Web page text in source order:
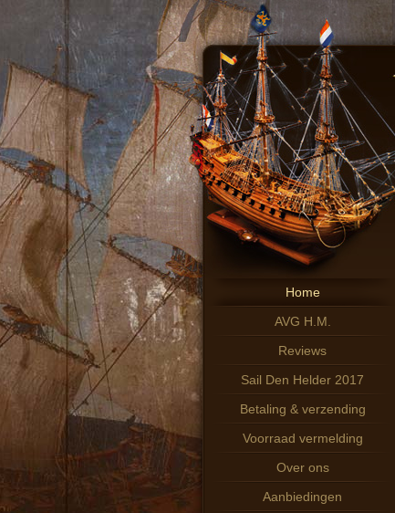
Home
AVG H.M.
Reviews
Sail Den Helder 2017
Betaling & verzending
Voorraad vermelding
Over ons
Aanbiedingen